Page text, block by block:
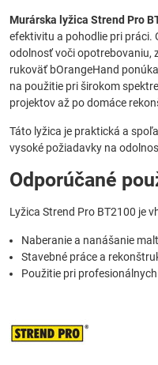
Murárska lyžica Strend Pro
efektivitu a pohodlie pri práci.
odolnosť voči opotrebovaniu,
rukoväť bOrangeHand
na použitie pri širokom
projektov až po domáce
Táto lyžica je praktická a
vysoké požiadavky na
Odporúčané
Lyžica Strend Pro BT2100 je
Naberanie a nanášanie
Stavebné práce a
Použitie pri